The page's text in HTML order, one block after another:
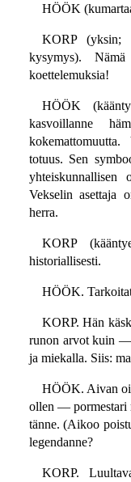
HÖÖK
KORP (yksin;
kysymys).
koettelemuksia!
HÖÖK
kasvoillanne
totuus. Sen
yhteiskunnallisen
Vekselin asettaja
herra.
KORP
historiallisesti.
HÖÖK.
KORP. Hän
runon arvot kuin
ja miekalla. Siis:
HÖÖK. Aivan
ollen — pormestari
tänne. (Aikoo
legendanne?
KORP.